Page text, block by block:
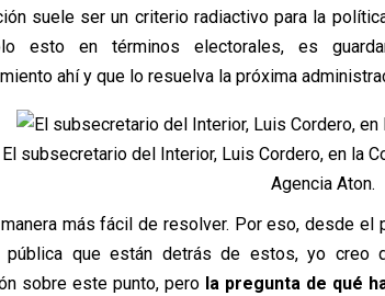
suele ser un criterio radiactivo para la
esto en términos electorales, es
ahí y que lo resuelva la próxima
El subsecretario del Interior, Luis Cordero, en la
Agencia Aton.
manera más fácil de resolver. Por eso, desde
pública que están detrás de estos, yo creo
sobre este punto, pero la pregunta de qué